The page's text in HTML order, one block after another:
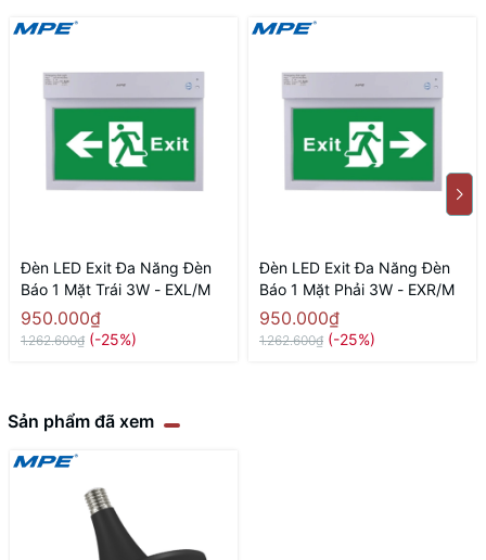
Đèn LED Exit Đa Năng Đèn
Báo 1 Mặt Trái 3W - EXL/M
950.000₫
1.262.600₫ (-25%)
Đèn LED Exit Đa Năng Đèn
Báo 1 Mặt Phải 3W - EXR/M
950.000₫
1.262.600₫ (-25%)
Sản phẩm đã xem